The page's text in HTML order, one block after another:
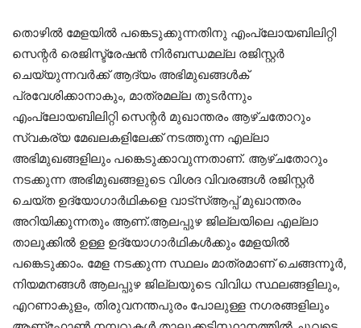
തൊഴിൽ മേളയിൽ പങ്കെടുക്കുന്നതിനു എംപ്ലോയബിലിറ്റി
സെന്റർ രെജിസ്ട്രേഷൻ നിർബന്ധമല്ല രജിസ്റ്റർ
ചെയ്യുന്നവർക്ക് ആദ്യം അഭിമുഖങ്ങൾക്
പ്രവേശിക്കാനാകും, മാത്രമല്ല തുടർന്നും
എംപ്ലോയബിലിറ്റി സെന്റർ മുഖാന്തരം ആഴ്ചതോറും
സ്വകര്യ മേഖലകളിലേക്ക് നടത്തുന്ന എല്ലാ
അഭിമുഖങ്ങളിലും പങ്കെടുക്കാവുന്നതാണ്. ആഴ്ചതോറും
നടക്കുന്ന അഭിമുഖങ്ങളുടെ വിശദ വിവരങ്ങൾ രജിസ്റ്റർ
ചെയ്ത ഉദ്യോഗാർഥികളെ വാട്സ്ആപ്പ് മുഖാന്തരം
അറിയിക്കുന്നതും ആണ്.ആലപ്പുഴ ജില്ലയിലെ എല്ലാ
താലൂക്കിൽ ഉള്ള ഉദ്യോഗാർഥികൾക്കും മേളയിൽ
പങ്കെടുക്കാം. മേള നടക്കുന്ന സ്ഥലം മാത്രമാണ് ചെങ്ങന്നൂർ,
നിയമനങ്ങൾ ആലപ്പുഴ ജില്ലയുടെ വിവിധ സ്ഥലങ്ങളിലും,
എറണാകുളം, തിരുവനന്തപുരം പോലുള്ള നഗരങ്ങളിലും